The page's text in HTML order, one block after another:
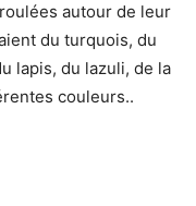
autour de leur
du turquois, du
lapis, du lazuli, de la
couleurs..